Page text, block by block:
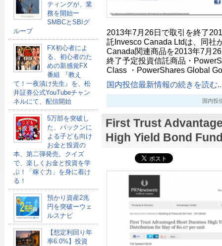
ティングが、業
務を開始ー
SMBCとSBIグ
ループ
FX初心者によ
る、初心者のた
めの新感覚FX
番組 『教え
て！一夜漬け先生』を、松
井証券公式YouTubeチャン
ネルにて、配信開始
5万部を突破し
た、パックンに
よる子ども向け
お金と投資の
本、第二弾発売。クイズ
で、楽しくお金と投資を学
ぶ！「稼ぐ力」を身に着け
る！
預かり資産2兆
円を突破ーウェ
ルスナビ
【想定利回り年
率6.0%】投資
2013年7月26日で取引を終了
託Invesco Canada Ltdは、同社
Canada関連商品を2013年7月
終了予定投資信託商品・
Class ・PowerShares Global
国内投信最新情報の続きを読む
国内投
First Trust
High Yield Bond